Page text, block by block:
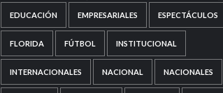
EDUCACIÓN EMPRESARIALES ESPECTÁCULOS
FLORIDA FÚTBOL INSTITUCIONAL
INTERNACIONALES NACIONAL NACIONALES